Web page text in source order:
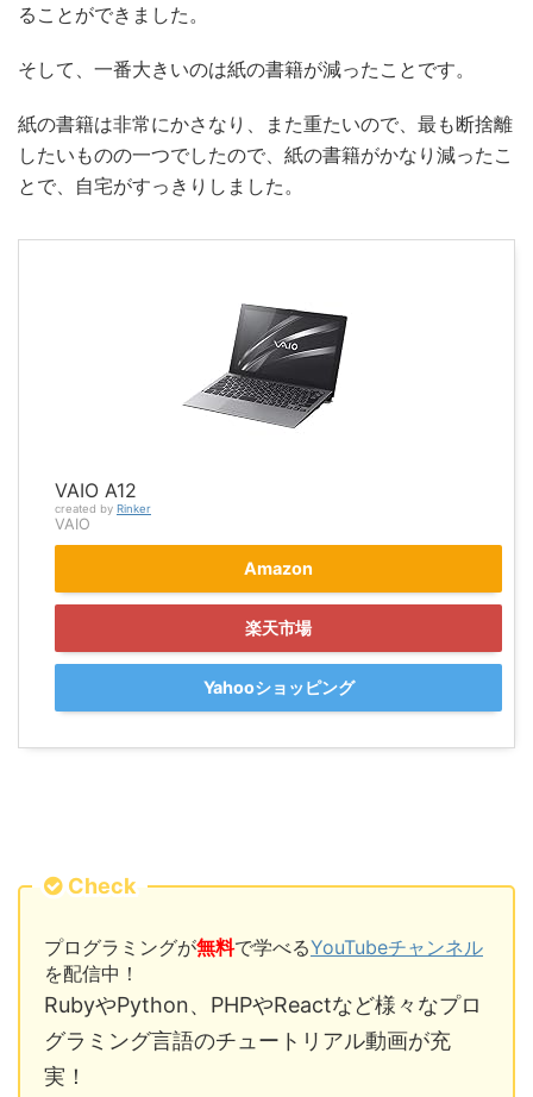
ることができました。
そして、一番大きいのは紙の書籍が減ったことです。
紙の書籍は非常にかさなり、また重たいので、最も断捨離
したいものの一つでしたので、紙の書籍がかなり減ったこ
とで、自宅がすっきりしました。
VAIO A12
created by Rinker
VAIO
Amazon
楽天市場
Yahooショッピング
Check
プログラミングが無料で学べるYouTubeチャンネル
を配信中！
RubyやPython、PHPやReactなど様々なプロ
グラミング言語のチュートリアル動画が充
実！